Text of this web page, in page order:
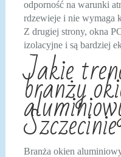
odporność na warunki
rdzewieje i nie wymaga
Z drugiej strony, okna
izolacyjne i są bardziej
Jakie
branży
Szczecinie
Branża okien